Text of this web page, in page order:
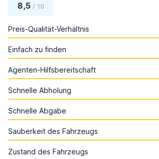
8,5/ 10
Preis-Qualität-Verhältnis
Einfach zu finden
Agenten-Hilfsbereitschaft
Schnelle Abholung
Schnelle Abgabe
Sauberkeit des Fahrzeugs
Zustand des Fahrzeugs